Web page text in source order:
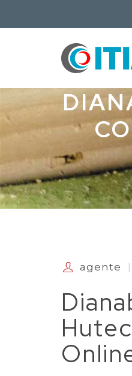
agente